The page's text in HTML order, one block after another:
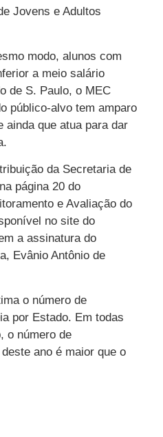
Jovens e Adultos
modo, alunos com
a meio salário
de S. Paulo, o MEC
público-alvo tem amparo
que atua para dar
da Secretaria de
página 20 do
e Avaliação do
no site do
a assinatura do
Evânio Antônio de
o número de
por Estado. Em todas
o número de
ano é maior que o